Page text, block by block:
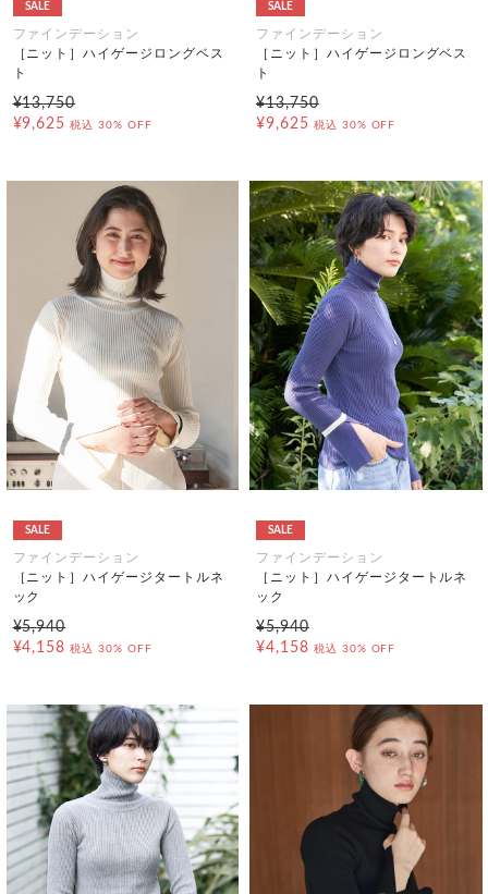
SALE
ファインデーション
［ニット］ハイゲージロングベス
ト
¥13,750
¥9,625 税込 30% OFF
SALE
ファインデーション
［ニット］ハイゲージロングベス
ト
¥13,750
¥9,625 税込 30% OFF
SALE
ファインデーション
［ニット］ハイゲージタートルネ
ック
¥5,940
¥4,158 税込 30% OFF
SALE
ファインデーション
［ニット］ハイゲージタートルネ
ック
¥5,940
¥4,158 税込 30% OFF